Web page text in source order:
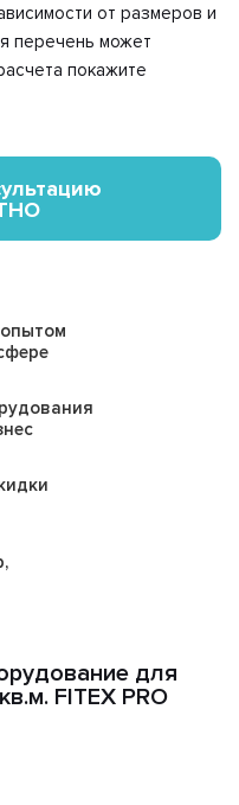
от размеров и
перечень может
покажите
для
FITEX PRO